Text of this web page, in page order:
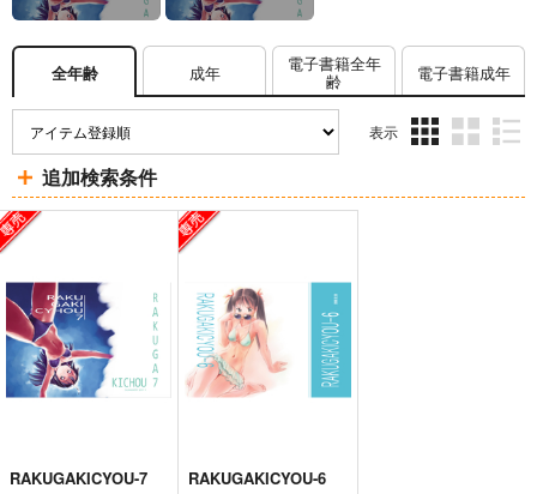
全年齢 成年 電子書籍全年
齢 電子書籍成年
表示
ム
ム
ム
追加検索条件
RAKUGAKICYOU-7
RAKUGAKICYOU-6